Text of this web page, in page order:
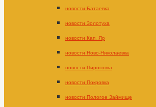
новости Батаевка
новости Золотуха
новости Кап. Яр
новости Ново-Николаевка
новости Пироговка
новости Покровка
новости Пологое Займище